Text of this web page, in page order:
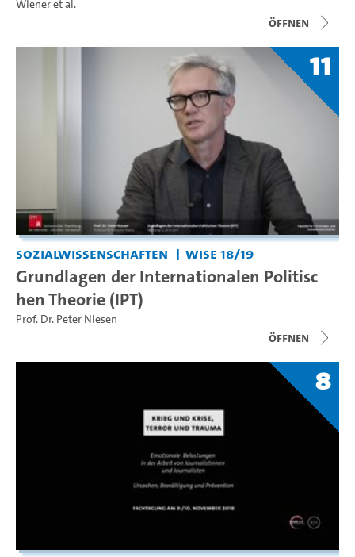
Wieneret al.
Öffnen
11
Sozialwissenschaften WiSe 18/19
Grundlagen der Internationalen Politisc
hen Theorie (IPT)
Prof. Dr. Peter Niesen
Öffnen
8